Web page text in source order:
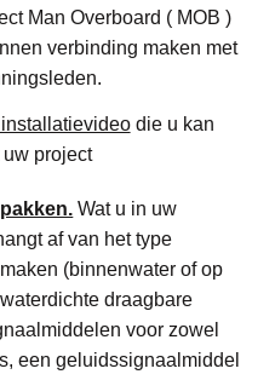
Man Overboard ( MOB )
verbinding maken met
die u kan
project
Wat u in uw
af van het type
(binnenwater of op
draagbare
voor zowel
een geluidssignaalmiddel